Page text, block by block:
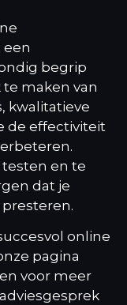
begrip
maken van
kwalitatieve
de effectiviteit
en te
dat je
online
pagina
voor meer